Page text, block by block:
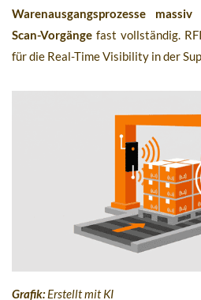
Warenausgangsprozesse massiv
Scan-Vorgänge fast vollständig.
für die Real-Time Visibility in der
Grafik: Erstellt mit KI